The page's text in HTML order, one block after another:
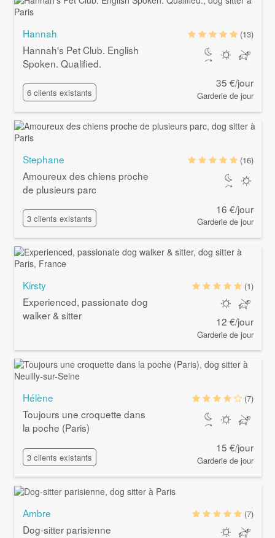
Hannah
Hannah's Pet Club. English
Spoken. Qualified.
6 clients existants
(13)
35 €/jour
Garderie de jour
Stephane
Amoureux des chiens proche
de plusieurs parc
3 clients existants
(16)
16 €/jour
Garderie de jour
Kirsty
Experienced, passionate dog
walker & sitter
(1)
12 €/jour
Garderie de jour
Hélène
Toujours une croquette dans
la poche (Paris)
3 clients existants
(7)
15 €/jour
Garderie de jour
Ambre
Dog-sitter parisienne
(7)